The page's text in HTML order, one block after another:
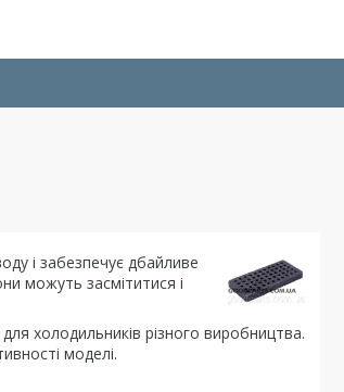
і забезпечує дбайливе
можуть засмітитися і
холодильників різного виробництва.
моделі.